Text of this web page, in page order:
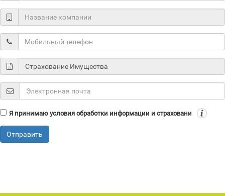
Я принимаю условия обработки информации и страховани
Отправить